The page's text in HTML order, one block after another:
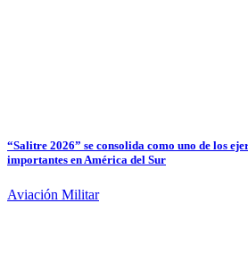
“Salitre 2026” se consolida como uno de los
importantes en América del Sur
Aviación Militar